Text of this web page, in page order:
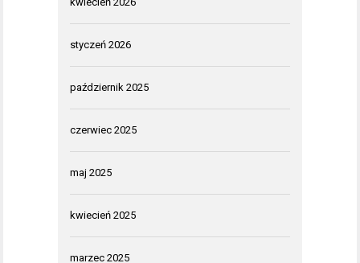
styczeń 2026
październik 2025
czerwiec 2025
maj 2025
kwiecień 2025
marzec 2025